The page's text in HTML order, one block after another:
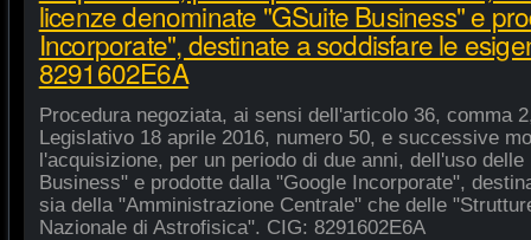
licenze denominate "GSuite Business" e
Incorporate", destinate a soddisfare le
8291602E6A
Procedura negoziata, ai sensi dell'articolo 36, comma
Legislativo 18 aprile 2016, numero 50, e successive
l'acquisizione, per un periodo di due anni, dell'uso
Business" e prodotte dalla "Google Incorporate",
sia della "Amministrazione Centrale" che delle
Nazionale di Astrofisica". CIG: 8291602E6A